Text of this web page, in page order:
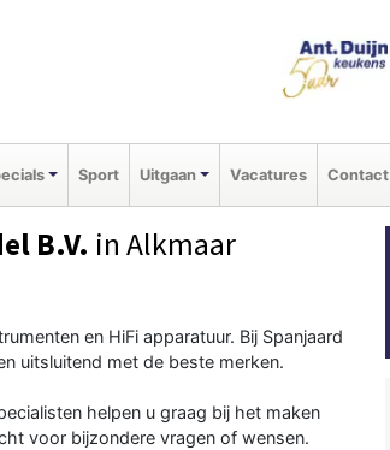
Sport Uitgaan Vacatures Contact
B.V. in Alkmaar
en HiFi apparatuur. Bij Spanjaard
uitsluitend met de beste merken.
helpen u graag bij het maken
voor bijzondere vragen of wensen.